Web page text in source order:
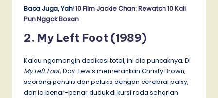
Baca Juga, Yah!10 Film Jackie Chan: Rewatch 10 Kali
Pun Nggak Bosan
2. My Left Foot (1989)
Kalau ngomongin dedikasi total, ini dia puncaknya. Di
My Left Foot, Day-Lewis memerankan Christy Brown,
seorang penulis dan pelukis dengan cerebral palsy,
dan ia benar-benar duduk di kursi roda seharian